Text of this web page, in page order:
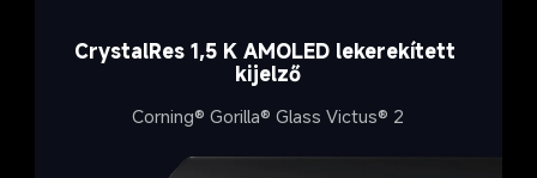
CrystalRes 1,5 K AMOLED lekerekített
kijelző
Corning® Gorilla® Glass Victus® 2